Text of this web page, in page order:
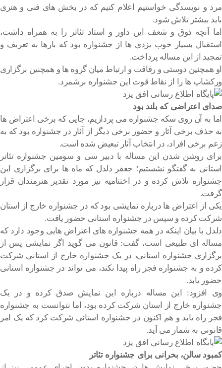
مرد و نویسدگی خواستیم اعلام کنیم که در بخش های فنی و هنری
باید بیشتر تلاش شود.
اما آنچه ذوق و شعف این داور و استاد تئاتر را به همراه داشت،
استقبال بسیار خوب یزدی ها از جشنواره بود که بارها به تعریف و
تمجید از این مساله پرداخت.
او همچنین دوستی و رفاقت و ارتباط میان گروه ها و همچنین برگزاری
ورکشاپ ها را از نقاط قوت این جشنواره برشمرد.
صدای اعتراضی که بلند بود
اما به آن روی سکه جشنواره می پردازیم، جایی که برخی اعتراض ها
به حذف برخی آثار و حضور برخی دیگر از آثار در جشنواره بود که به
زعم برخی افراد، در انتخاب آثار تبعیض شده است.
برای روشن شدن این مساله با دبیر سی و سومین جشنواره تئاتر
استانی به گفتگو نشستیم؛ جعفر دلدل که ماه ها برای برگزاری این
جشنواره تلاش کرده و در اختتامیه نیز مورد تقدیر هنرمندان قرار
گرفت.
یکی از اعتراض ها درباره نمایشی بود که در جشنواره خارج از استان
شرکت کرده و سپس در جشنواره استانی حضور یافت.
دلدل با بیان اینکه در همه جشنواره های اعتراض هایی وجود دارد که
مساله ای طبیعی است، گفت: قانون می گوید اگر نمایشی پس از
برگزاری جشنواره استانی، در یک جشنواره خارج از استانی شرکت
کرده و به جشنواره فجر راه پیدا نکند، می تواند در جشنواره استانی
حضور یابد.
وی افزود: این مساله درباره این نمایش صدق کرده و در یک
جشنواره خارج از استان شرکت کرده بود، اما نتوانست به جشنواره
فجر راه یابد و هم اکنون در جشنواره استانی شرکت کرد که یک امر
قانونی به شمار می آید.
کمبود سالن، بحرانی برای جشنواره تئاتر